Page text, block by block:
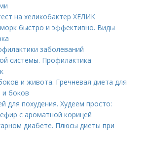
на хеликобактер ХЕЛИК
быстро и эффективно. Виды
заболеваний
системы. Профилактика
и живота. Гречневая диета для
и боков
для похудения. Худеем просто:
с ароматной корицей
диабете. Плюсы диеты при